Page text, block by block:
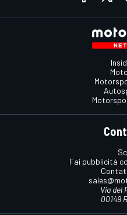
Fai pubblicità
Via del
00149